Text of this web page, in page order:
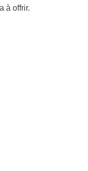
à offrir.